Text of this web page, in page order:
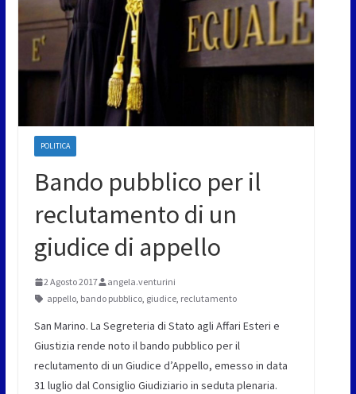
POLITICA
Bando pubblico per il
reclutamento di un
giudice di appello
2 Agosto 2017
angela.venturini
appello, bando pubblico, giudice, reclutamento
San Marino. La Segreteria di Stato agli Affari Esteri e
Giustizia rende noto il bando pubblico per il
reclutamento di un Giudice d’Appello, emesso in data
31 luglio dal Consiglio Giudiziario in seduta plenaria.